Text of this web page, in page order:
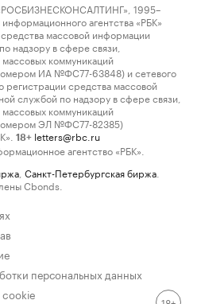
1995–
агентства «РБК»
массовой информации
надзору в сфере связи,
коммуникаций
ИА №ФС77-63848) и сетевого
регистрации средства массовой
службой по надзору в сфере связи,
коммуникаций
ЭЛ №ФС77-82385)
18+ letters@rbc.ru
агентство «РБК».
Санкт-Петербургская биржа
Cbonds.
персональных данных
cookie